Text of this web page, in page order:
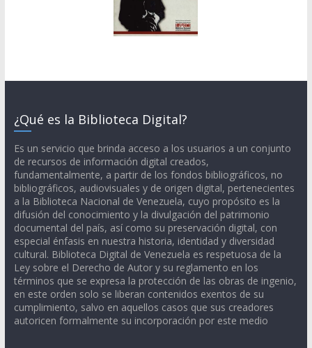
¿Qué es la Biblioteca Digital?
Es un servicio que brinda acceso a los usuarios a un conjunto
de recursos de información digital creados,
fundamentalmente, a partir de los fondos bibliográficos, no
bibliográficos, audiovisuales y de origen digital, pertenecientes
a la Biblioteca Nacional de Venezuela, cuyo propósito es la
difusión del conocimiento y la divulgación del patrimonio
documental del país, así como su preservación digital, con
especial énfasis en nuestra historia, identidad y diversidad
cultural. Biblioteca Digital de Venezuela es respetuosa de la
Ley sobre el Derecho de Autor y su reglamento en los
términos que se expresa la protección de las obras de ingenio,
en este orden solo se liberan contenidos exentos de su
cumplimiento, salvo en aquellos casos que sus creadores
autoricen formalmente su incorporación por este medio